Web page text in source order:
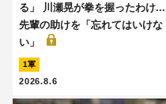
る」 川瀬晃が拳を握ったわけ...
先輩の助けを「忘れてはいけな
い」
1軍
2026.8.6